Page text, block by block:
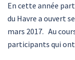
En cette année
du Havre a ouvert
mars 2017. Au
participants qui